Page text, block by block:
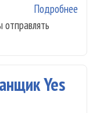
Подробнее
отправлять
Yes